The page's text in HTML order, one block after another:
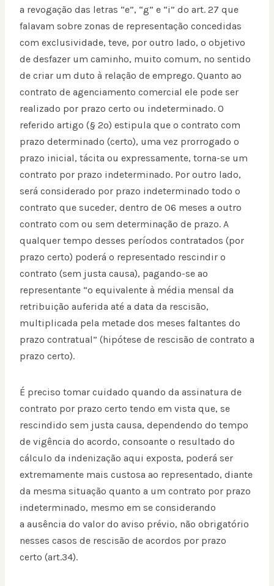
a revogação das letras “e”, “g” e “i” do art. 27 que
falavam sobre zonas de representação concedidas
com exclusividade, teve, por outro lado, o objetivo
de desfazer um caminho, muito comum, no sentido
de criar um duto à relação de emprego. Quanto ao
contrato de agenciamento comercial ele pode ser
realizado por prazo certo ou indeterminado. O
referido artigo (§ 2º) estipula que o contrato com
prazo determinado (certo), uma vez prorrogado o
prazo inicial, tácita ou expressamente, torna-se um
contrato por prazo indeterminado. Por outro lado,
será considerado por prazo indeterminado todo o
contrato que suceder, dentro de 06 meses a outro
contrato com ou sem determinação de prazo. A
qualquer tempo desses períodos contratados (por
prazo certo) poderá o representado rescindir o
contrato (sem justa causa), pagando-se ao
representante “o equivalente à média mensal da
retribuição auferida até a data da rescisão,
multiplicada pela metade dos meses faltantes do
prazo contratual” (hipótese de rescisão de contrato a
prazo certo).
É preciso tomar cuidado quando da assinatura de
contrato por prazo certo tendo em vista que, se
rescindido sem justa causa, dependendo do tempo
de vigência do acordo, consoante o resultado do
cálculo da indenização aqui exposta, poderá ser
extremamente mais custosa ao representado, diante
da mesma situação quanto a um contrato por prazo
indeterminado, mesmo em se considerando
a ausência do valor do aviso prévio, não obrigatório
nesses casos de rescisão de acordos por prazo
certo (art.34).